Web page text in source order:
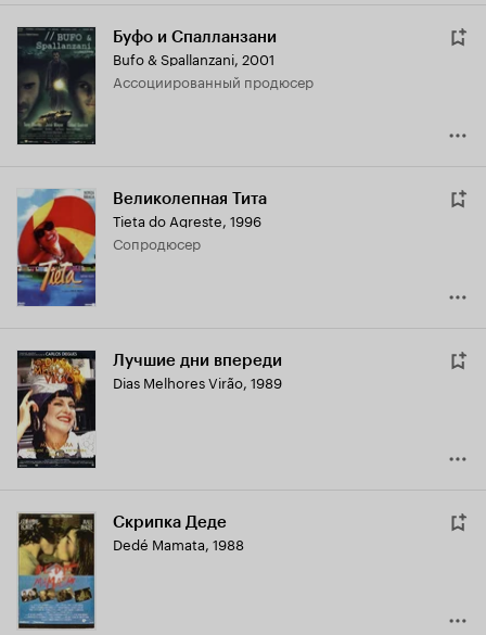
Буфо и Спалланзани
Bufo & Spallanzani, 2001
ассоциированный продюсер
Великолепная Тита
Tieta do Agreste, 1996
сопродюсер
Лучшие дни впереди
Dias Melhores Virão, 1989
Скрипка Деде
Dedé Mamata, 1988